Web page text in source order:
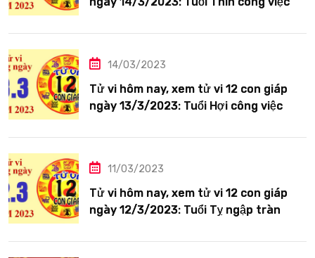
14/03/2023
Tử vi hôm nay, xem tử vi 12 con giáp
ngày 13/3/2023: Tuổi Hợi công việc
11/03/2023
Tử vi hôm nay, xem tử vi 12 con giáp
ngày 12/3/2023: Tuổi Tỵ ngập tràn